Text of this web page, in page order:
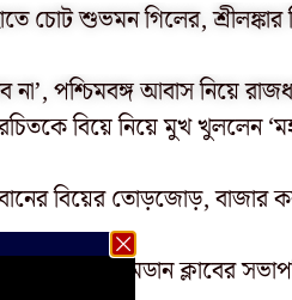
চোট শুভমন গিলের, শ্রীলঙ্কার
না’, পশ্চিমবঙ্গ আবাস নিয়ে
বিয়ে নিয়ে মুখ খুললেন
বিয়ের তোড়জোড়, বাজার
জের, মহমেডান ক্লাবের